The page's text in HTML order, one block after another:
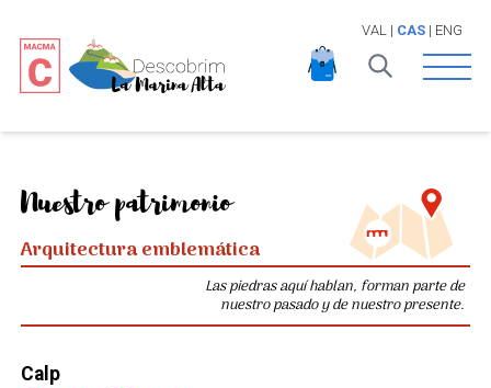
VAL | CAS| ENG
Open
Nuestro patrimonio
Arquitectura emblemática
Las piedras aquí hablan, forman parte de
nuestro pasado y de nuestro presente.
Calp